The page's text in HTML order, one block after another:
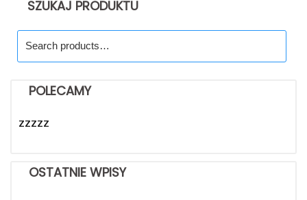
SZUKAJ PRODUKTU
for:
POLECAMY
zzzzz
OSTATNIE WPISY